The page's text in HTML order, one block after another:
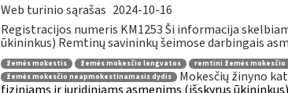
Web turinio sąrašas 2024-10-16
Registracijos numeris KM1253 Ši informacija
ūkininkus) Remtinų savininkų šeimose darbingais
žemės mokestis žemės mokesčio lengvatos remtini žemės mokesčio
žemės mokesčio neapmokestinamasis dydis
Mokesčių žinyno